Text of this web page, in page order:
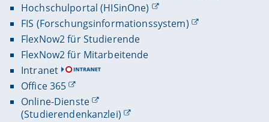
Hochschulportal (HISinOne)
FIS (Forschungsinformationssystem)
FlexNow2 für Studierende
FlexNow2 für Mitarbeitende
Intranet
Office 365
Online-Dienste
(Studierendenkanzlei)